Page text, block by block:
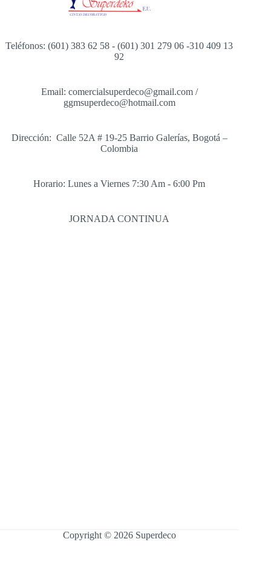
Teléfonos: (601) 383 62 58 - (601) 301 279 06 -310 409 13
92
Email: comercialsuperdeco@gmail.com /
ggmsuperdeco@hotmail.com
Dirección: Calle 52A # 19-25 Barrio Galerías, Bogotá –
Colombia
Horario: Lunes a Viernes 7:30 Am - 6:00 Pm
JORNADA CONTINUA
Copyright © 2026 Superdeco